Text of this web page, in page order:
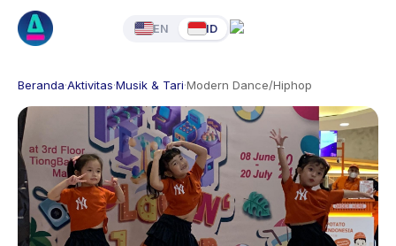
EN ID
Beranda·Aktivitas·Musik & Tari·Modern Dance/Hiphop